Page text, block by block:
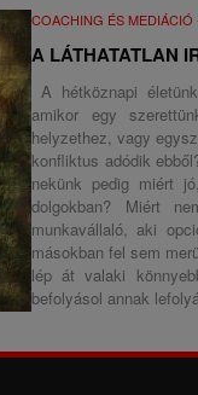
COACHING ÉS
A LÁTHATATLAN
A hétköznapi
amikor egy
helyzethez, vagy
konfliktus adódik
nekünk pedig miért
dolgokban? Miért
munkavállaló, aki
másokban fel sem
lép át valaki
befolyásol annak